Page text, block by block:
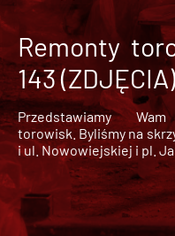
Remonty
143 (ZDJĘCIA)
Przedstawiamy
torowisk. Byliśmy na
i ul. Nowowiejskiej i pl.